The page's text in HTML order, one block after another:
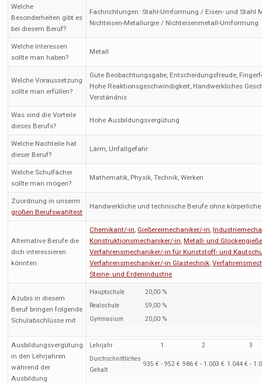
Welche
Besonderheiten gibt es
bei diesem Beruf?
Fachrichtungen: Stahl-Umformung / Eisen- und Stahl
Nichteisen-Metallurgie / Nichteisenmetall-Umformung
Welche Interessen
sollte man haben?
Metall
Welche Voraussetzung
sollte man erfüllen?
Gute Beobachtungsgabe, Entscheidungsfreude,
Hohe Reaktionsgeschwindigkeit, Handwerkliches
Verständnis
Was sind die Vorteile
dieses Berufs?
Hohe Ausbildungsvergütung
Welche Nachteile hat
dieser Beruf?
Lärm, Unfallgefahr
Welche Schulfächer
sollte man mögen?
Mathematik, Physik, Technik, Werken
Zuordnung in unserm
großen Berufswahltest
Handwerkliche und technische Berufe ohne
Alternative Berufe die
dich interessieren
könnten
Chemikant/-in, Gießereimechaniker/-in,
Konstruktionsmechaniker/-in,Metall- und
Verfahrensmechaniker/-in für Kunststoff- und
Verfahrensmechaniker/-in Glastechnik,
Steine- und Erdenindustrie
Azubis in diesem
Beruf bringen folgende
Schulabschlüsse mit
Hauptschule
20,00 %
Realschule
59,00 %
Gymnasium
20,00 %
Ausbildungsvergütung
in den Lehrjahren
während der
Ausbildung
Lehrjahr 1 2
3
Durchschnittliches
Gehalt
935 € - 952 € 986 € - 1.003 € 1.044 € -